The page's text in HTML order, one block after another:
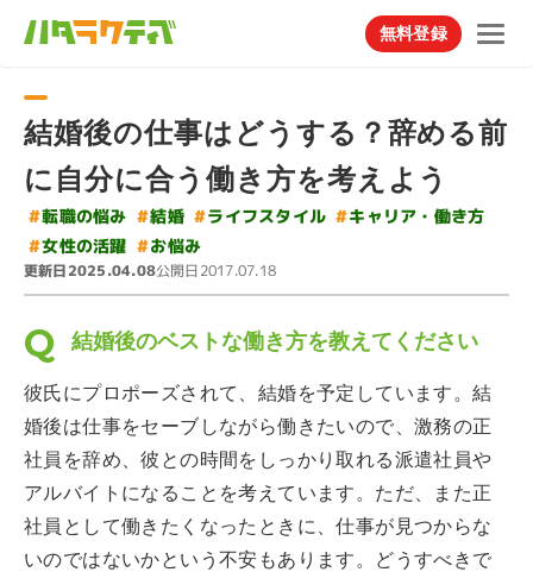
無料登録
結婚後の仕事はどうする？辞める前
に自分に合う働き方を考えよう
#転職の悩み #結婚 #ライフスタイル #キャリア・働き方
#女性の活躍 #お悩み
更新日2025.04.08公開日2017.07.18
結婚後のベストな働き方を教えてください
彼氏にプロポーズされて、結婚を予定しています。結
婚後は仕事をセーブしながら働きたいので、激務の正
社員を辞め、彼との時間をしっかり取れる派遣社員や
アルバイトになることを考えています。ただ、また正
社員として働きたくなったときに、仕事が見つからな
いのではないかという不安もあります。どうすべきで